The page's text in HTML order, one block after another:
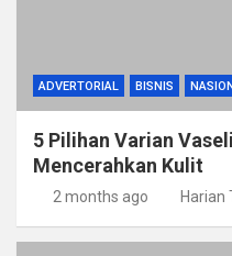
ADVERTORIAL BISNIS
5 Pilihan Varian
Mencerahkan Kulit
2 months ago Harian